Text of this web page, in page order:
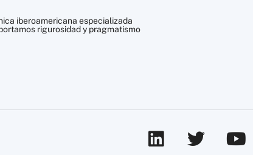
iberoamericana especializada
rigurosidad y pragmatismo